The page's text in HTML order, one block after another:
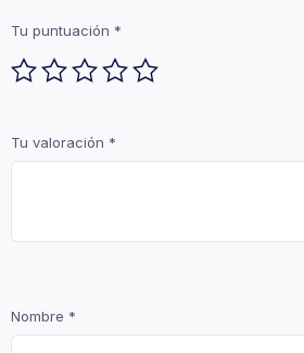
Tu puntuación *
Tu valoración *
Nombre *